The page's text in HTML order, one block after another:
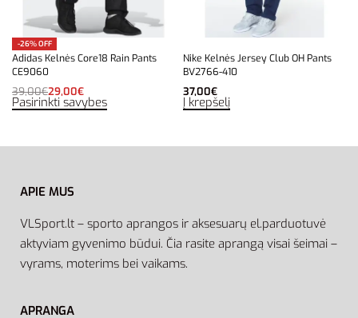
-26% OFF
Adidas Kelnės Core18 Rain Pants
CE9060
39,00€29,00€
Pasirinkti savybes
Nike Kelnės Jersey Club OH Pants
BV2766-410
37,00€
Į krepšelį
APIE MUS
VLSport.lt – sporto aprangos ir aksesuarų el.parduotuvė
aktyviam gyvenimo būdui. Čia rasite aprangą visai šeimai –
vyrams, moterims bei vaikams.
APRANGA